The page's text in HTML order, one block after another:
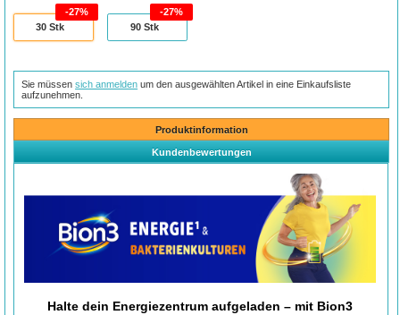
30 Stk
27%
90Stk
27%
Sie müssensich anmelden um den ausgewählten Artikel in eine Einkaufsliste
aufzunehmen.
Produktinformation
Kundenbewertungen
Halte dein Energiezentrum aufgeladen – mit Bion3